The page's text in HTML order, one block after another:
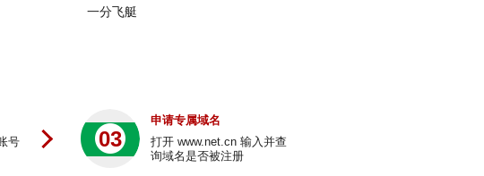
一分飞艇
号
03
申请专属域名
打开 www.net.cn 输入并查
询域名是否被注册